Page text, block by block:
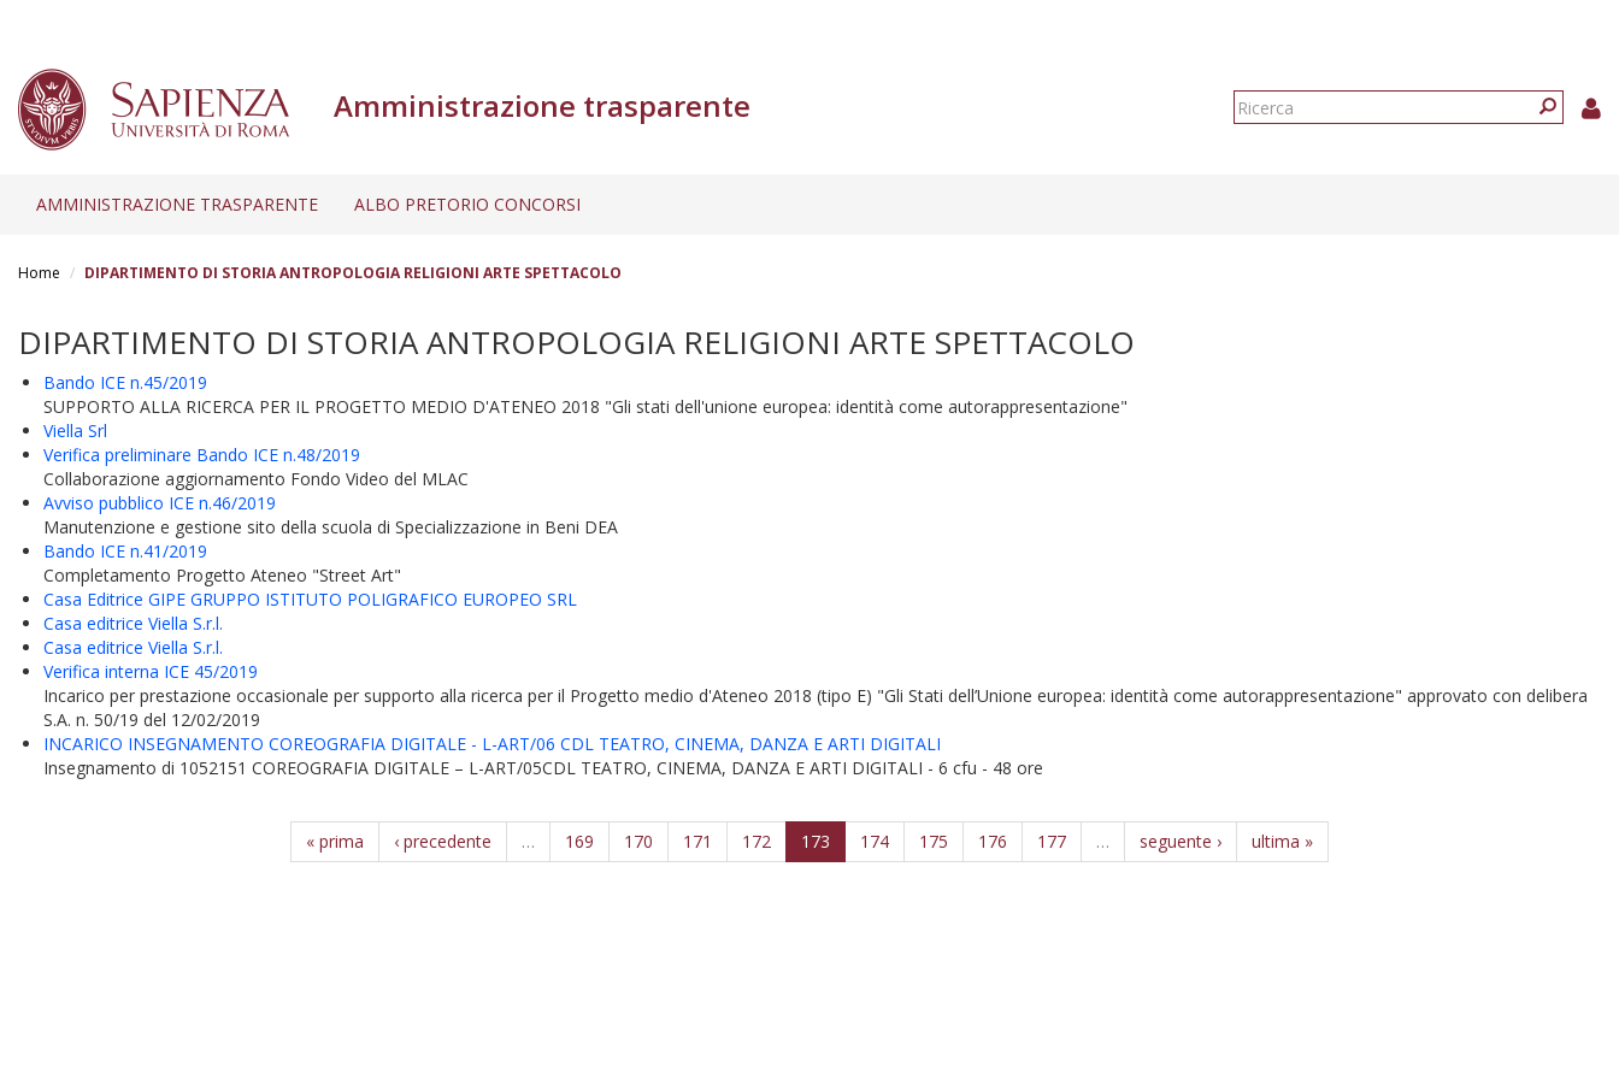
Amministrazione trasparente
Form
AMMINISTRAZIONE TRASPARENTE ALBO PRETORIO CONCORSI
Home DIPARTIMENTO DI STORIA ANTROPOLOGIA RELIGIONI ARTE SPETTACOLO
DIPARTIMENTO DI STORIA ANTROPOLOGIA RELIGIONI ARTE SPETTACOLO
Bando ICE n.45/2019
SUPPORTO ALLA RICERCA PER IL PROGETTO MEDIO D'ATENEO 2018 "Gli stati dell'unione europea: identità come autorappresentazione"
Viella Srl
Verifica preliminare Bando ICE n.48/2019
Collaborazione aggiornamento Fondo Video del MLAC
Avviso pubblico ICE n.46/2019
Manutenzione e gestione sito della scuola di Specializzazione in Beni DEA
Bando ICE n.41/2019
Completamento Progetto Ateneo "Street Art"
Casa Editrice GIPE GRUPPO ISTITUTO POLIGRAFICO EUROPEO SRL
Casa editrice Viella S.r.l.
Casa editrice Viella S.r.l.
Verifica interna ICE 45/2019
Incarico per prestazione occasionale per supporto alla ricerca per il Progetto medio d'Ateneo 2018 (tipo E) "Gli Stati dell’Unione europea: identità come autorappresentazione" approvato con delibera
S.A. n. 50/19 del 12/02/2019
INCARICO INSEGNAMENTO COREOGRAFIA DIGITALE - L-ART/06 CDL TEATRO, CINEMA, DANZA E ARTI DIGITALI
Insegnamento di 1052151 COREOGRAFIA DIGITALE – L-ART/05CDL TEATRO, CINEMA, DANZA E ARTI DIGITALI - 6 cfu - 48 ore
« prima ‹ precedente … 169 170 171 172 173 174 175 176 177 … seguente › ultima »